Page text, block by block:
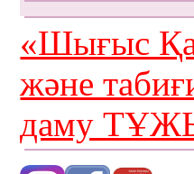
«Шығыс
және
даму